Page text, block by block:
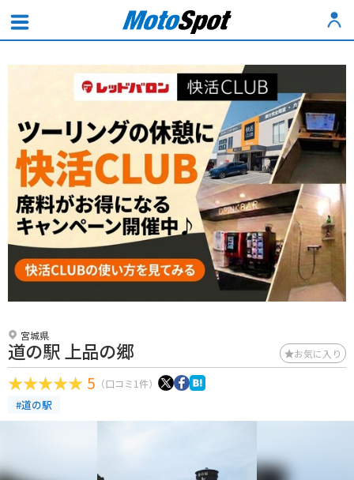
宮城県
道の駅 上品の郷 お気に入り
5 （口コミ1件）
#道の駅